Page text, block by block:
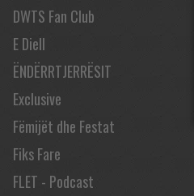
DWTS Fan Club
E Diell
ËNDËRRTJERRËSIT
Exclusive
Fëmijët dhe Festat
Fiks Fare
FLET - Podcast